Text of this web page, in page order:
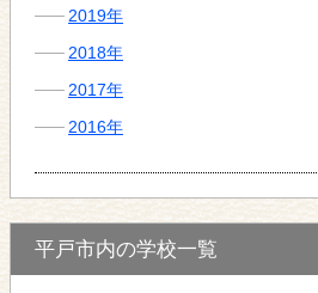
2019年
2018年
2017年
2016年
平戸市内の学校一覧